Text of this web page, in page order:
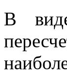
В